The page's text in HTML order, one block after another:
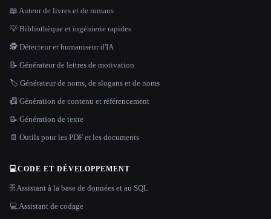
📖 Auteur de livres et de romans
💡 Bibliothèque et ingénierie rapides
🕵️ Détecteur et humaniseur d'IA
📝 Générateur de lettres de motivation
🏷️ Générateur de noms, de slogans et de noms
📠 Génération de contenu et référencement
📝 Génération de texte
📄 Outils pour les PDF et les documents
💻CODE ET DÉVELOPPEMENT
🗄️ Assistant à la base de données et au SQL
💻 Assistant de codage